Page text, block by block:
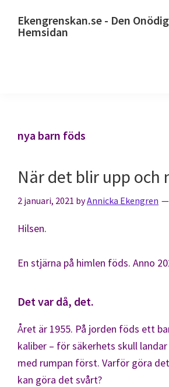
Ekengrenskan.se - Den
Hemsidan
nya barn föds
När det blir upp och
2 januari, 2021 byAnnicka Ekengren
Hilsen.
En stjärna på himlen föds. Anno
Det var då, det.
Året är 1955. På jorden föds ett
kaliber – för säkerhets skull
med rumpan först. Varför göra
kan göra det svårt?